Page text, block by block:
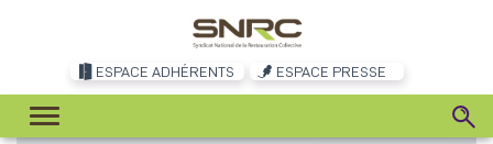
ESPACE ADHÉRENTS ESPACE PRESSE